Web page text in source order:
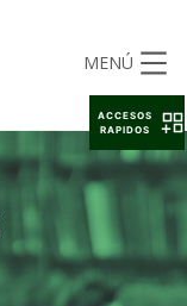
MENÚ
ACCESOS
RAPIDOS